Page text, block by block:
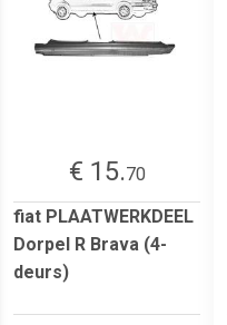
€ 15.70
fiat PLAATWERKDEEL
Dorpel R Brava (4-
deurs)